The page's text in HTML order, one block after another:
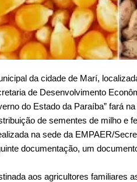
da cidade de Marí,
de Desenvolvimento
do Estado da Paraíba” fará
de sementes de milho e
na sede da EMPAER/
documentação, um
aos agricultores familiares